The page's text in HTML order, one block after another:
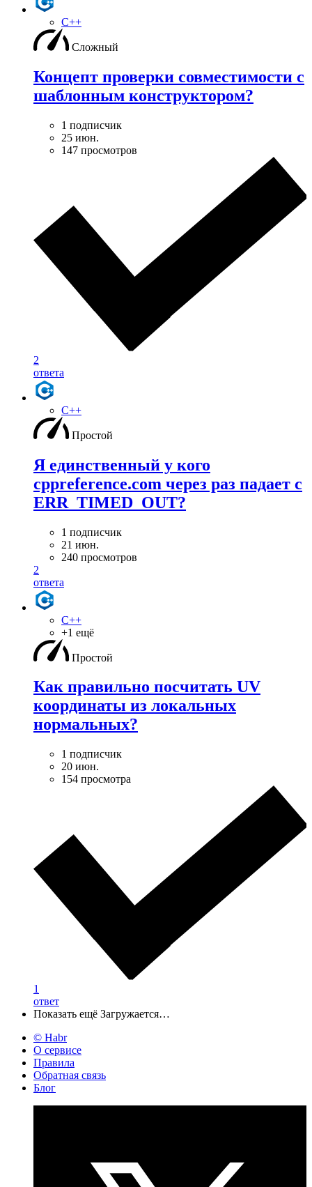
C++
Сложный
Концепт проверки совместимости с
шаблонным конструктором?
1 подписчик
25 июн.
147 просмотров
2
ответа
C++
Простой
Я единственный у кого
cppreference.com через раз падает с
ERR_TIMED_OUT?
1 подписчик
21 июн.
240 просмотров
2
ответа
C++
+1 ещё
Простой
Как правильно посчитать UV
координаты из локальных
нормальных?
1 подписчик
20 июн.
154 просмотра
1
ответ
Показать ещё Загружается…
© Habr
О сервисе
Правила
Обратная связь
Блог